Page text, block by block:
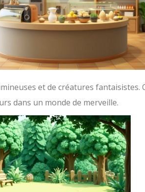
et de créatures fantaisistes.
dans un monde de merveille.